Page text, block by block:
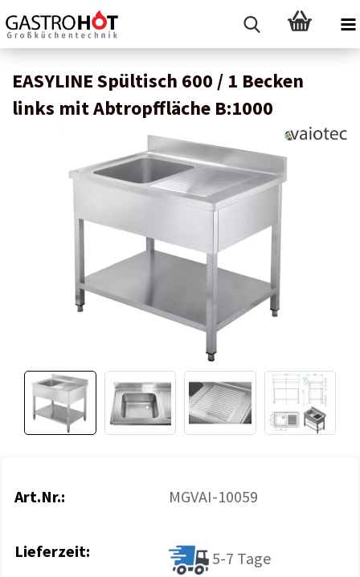
EASYLINE Spültisch 600 / 1 Becken
links mit Abtropffläche B:1000
Art.Nr.: MGVAI-10059
Lieferzeit: 5-7 Tage